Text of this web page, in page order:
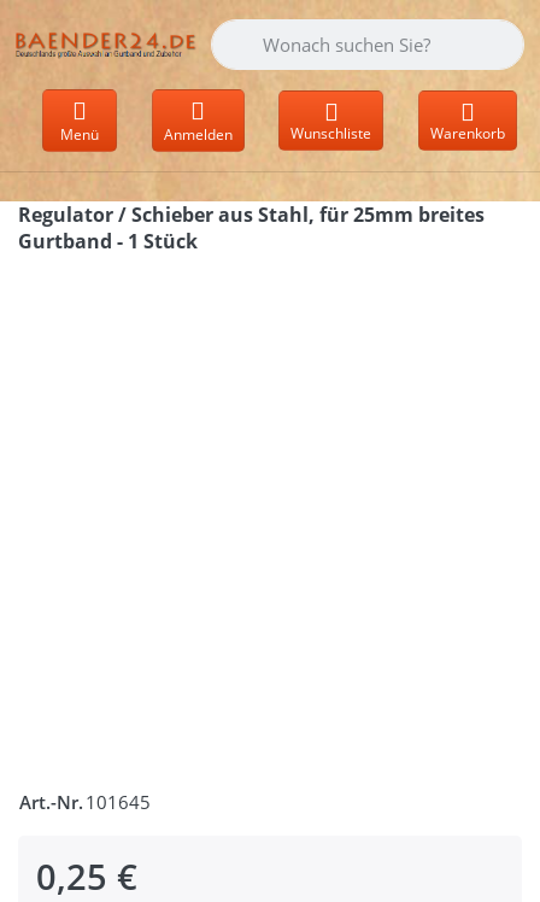
Geben Sie einen Suchbegriff ein.
Menü Anmelden Wunschliste Warenkorb
Regulator / Schieber aus Stahl, für 25mm breites
Gurtband - 1 Stück
Art.-Nr. 101645
0,25 €